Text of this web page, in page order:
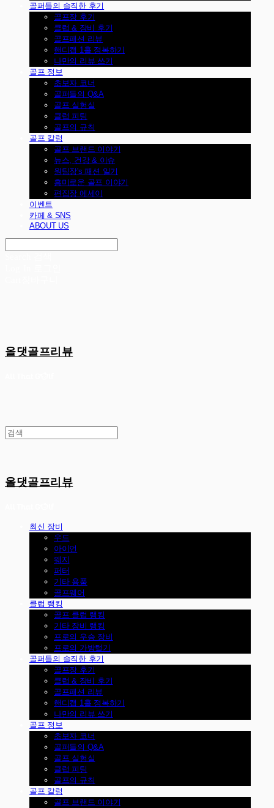
골퍼들의 솔직한 후기
골프장 후기
클럽 & 장비 후기
골프패션 리뷰
핸디캡 1홀 정복하기
나만의 리뷰 쓰기
골프 정보
초보자 코너
골퍼들의 Q&A
골프 실험실
클럽 피팅
골프의 규칙
골프 칼럼
골프 브랜드 이야기
뉴스, 건강 & 이슈
원팀장's 패션 일기
흥미로운 골프 이야기
편집장 에세이
이벤트
카페 & SNS
ABOUT US
올댓골프리뷰
올댓골프리뷰
최신 장비
우드
아이언
웨지
퍼터
기타 용품
골프웨어
클럽 랭킹
골프 클럽 랭킹
기타 장비 랭킹
프로의 우승 장비
프로의 가방털기
골퍼들의 솔직한 후기
골프장 후기
클럽 & 장비 후기
골프패션 리뷰
핸디캡 1홀 정복하기
나만의 리뷰 쓰기
골프 정보
초보자 코너
골퍼들의 Q&A
골프 실험실
클럽 피팅
골프의 규칙
골프 칼럼
골프 브랜드 이야기